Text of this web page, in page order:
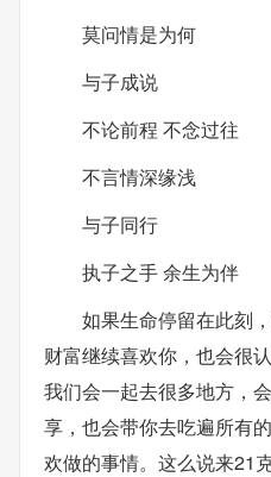
莫问情是为何
与子成说
不论前程 不念过往
不言情深缘浅
与子同行
执子之手 余生为伴
如果生命停留在此刻
财富继续喜欢你，也会很
我们会一起去很多地方，
享，也会带你去吃遍所有
欢做的事情。这么说来21